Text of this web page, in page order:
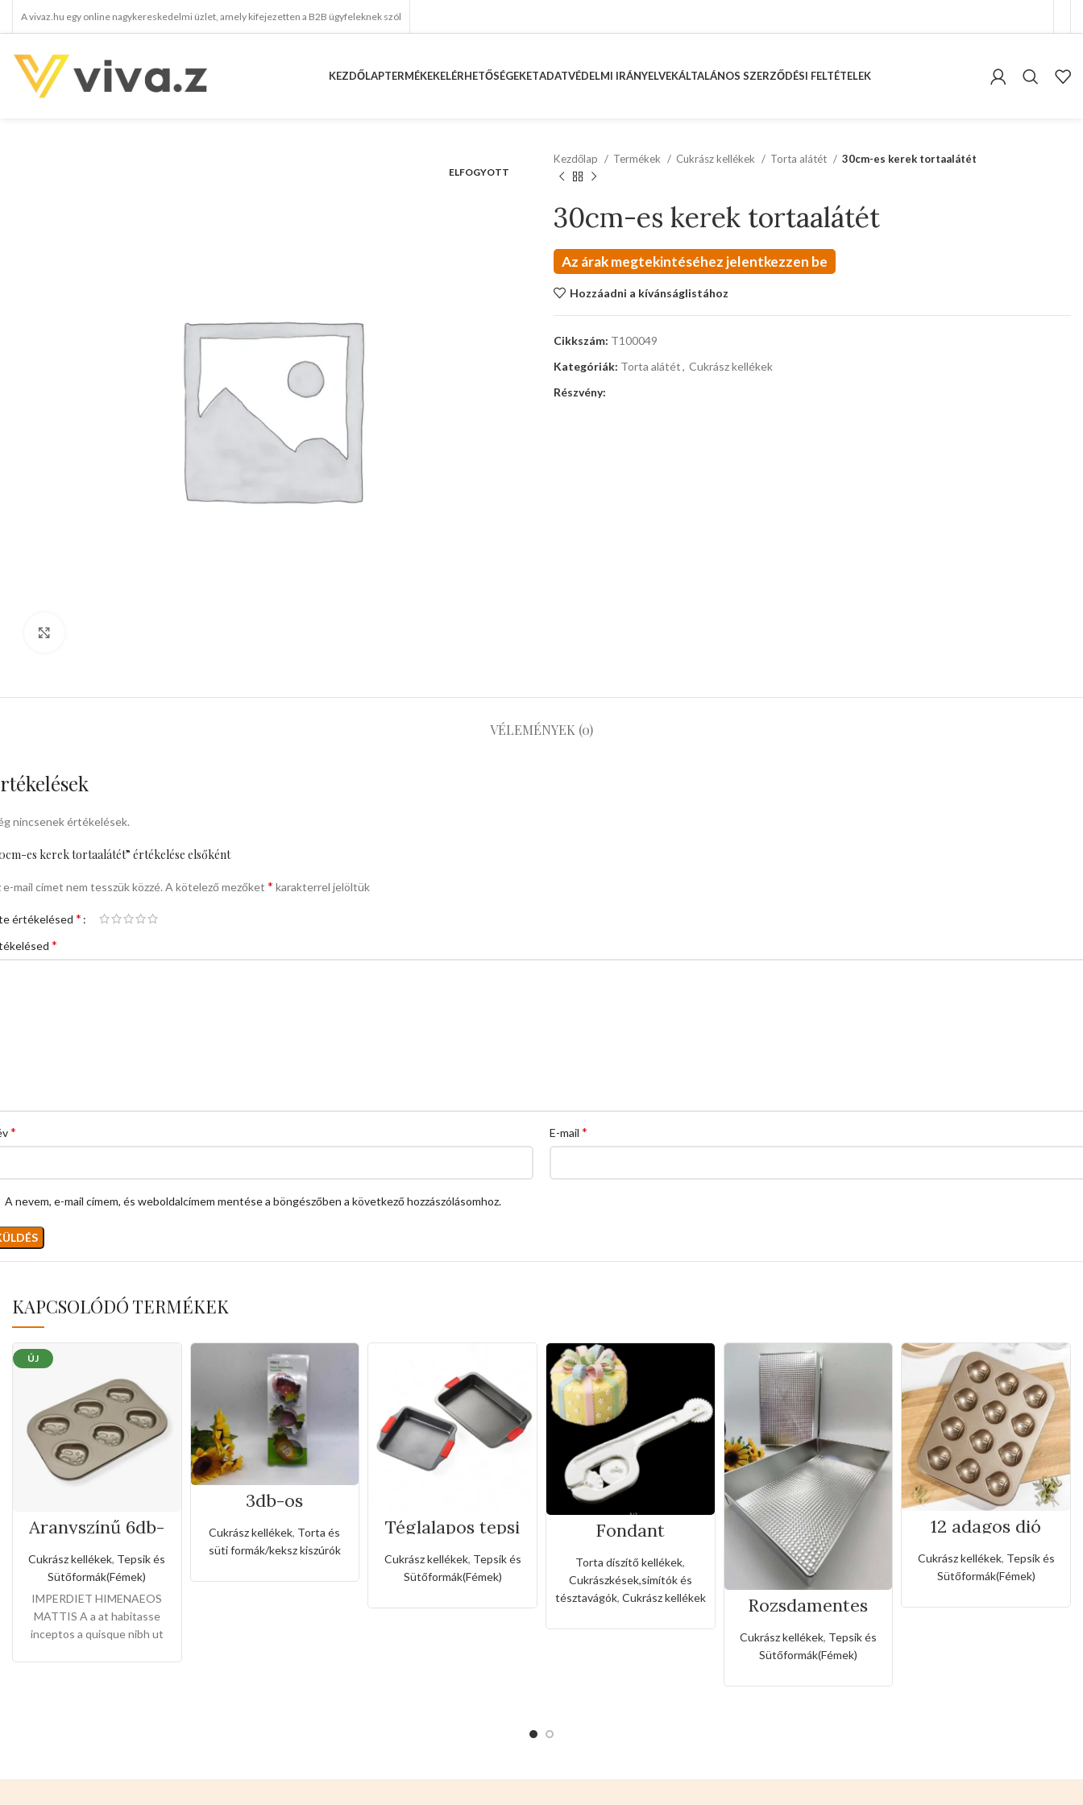
A vivaz.hu egy online nagykereskedelmi üzlet, amely kifejezetten a B2B ügyfeleknek szól
KEZDŐLAPTERMÉKEKELÉRHETŐSÉGEKETADATVÉDELMI IRÁNYELVEKÁLTALÁNOS SZERZŐDÉSI FELTÉTELEK
ELFOGYOTT
Kezdőlap Termékek Cukrász kellékek Torta alátét 30cm-es kerek tortaalátét
30cm-es kerek tortaalátét
Az árak megtekintéséhez jelentkezzen be
Hozzáadni a kívánságlistához
Cikkszám: T100049
Kategóriák: Torta alátét, Cukrász kellékek
Részvény:
VÉLEMÉNYEK (0)
nincsenek értékelések.
es kerek tortaalátét” értékelése elsőként
e-mail címet nem tesszük közzé. A kötelező mezőket * karakterrel jelöltük
értékelésed *
*
* E-mail *
A nevem, e-mail címem, és weboldalcímem mentése a böngészőben a következő hozzászólásomhoz.
KAPCSOLÓDÓ TERMÉKEK
ÚJ
Aranyszínű 6db-
os nyuszi formájú
tepsi
Cukrász kellékek, Tepsik és
Sütőformák(Fémek)
IMPERDIET HIMENAEOS
MATTIS A a at habitasse
inceptos a quisque nibh ut
3db-os
rozsdamentes
kiszúró készlet
cukorka alakkal
Cukrász kellékek, Torta és
süti formák/keksz kiszúrók
Téglalapos tepsi
szilikon fogóval
Cukrász kellékek, Tepsik és
Sütőformák(Fémek)
Fondant
eszköz(3féle
fogaskerékkel)
Torta díszítő kellékek,
Cukrászkések,simítók és
tésztavágók, Cukrász kellékek Rozsdamentes
téglalapos tepsi
Cukrász kellékek, Tepsik és
Sütőformák(Fémek)
12 adagos dió
formájú tepsi
Cukrász kellékek, Tepsik és
Sütőformák(Fémek)